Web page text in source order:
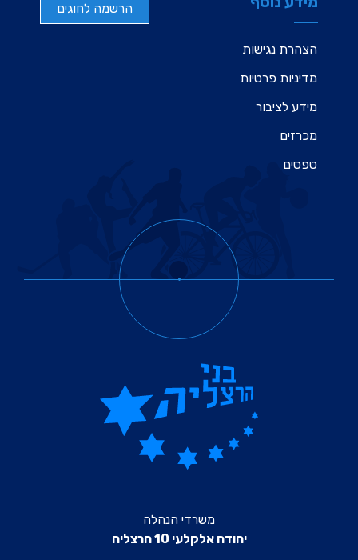
הצהרת נגישות
מדיניות פרטיות
מידע לציבור
מכרזים
טפסים
הרשמה לחוגים
משרדי הנהלה
יהודה אלקלעי 10 הרצליה